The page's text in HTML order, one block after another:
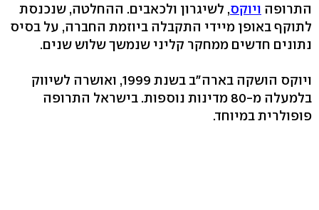
התרופה ויוקס, לשיגרון ולכאבים. ההחלטה, שנכנסת
לתוקף באופן מיידי התקבלה ביוזמת החברה, על בסיס
נתונים חדשים ממחקר קליני שנמשך שלוש שנים.
ויוקס הושקה בארה"ב בשנת 1999, ואושרה לשיווק
בלמעלה מ-80 מדינות נוספות. בישראל התרופה
פופולרית במיוחד.